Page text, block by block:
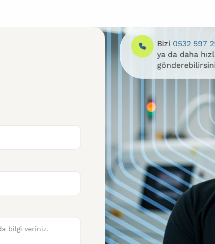
Bizi 0532 597
ya da daha